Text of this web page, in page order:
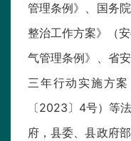
管理条例》、国务
整治工作方案》（
气管理条例》、省
三年行动实施方
〔2023〕4号）等
府，县委、县政府